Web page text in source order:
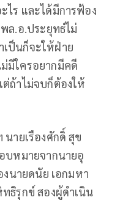
ไร และได้มีการฟ้อง
ล.อ.ประยุทธ์ไม่
ป็นก็จะให้ฝ่าย
มีใครอยากมีคดี
ถ้าไม่จบก็ต้องให้
ายเรืองศักดิ์ สุข
บหมายจากนายอุ
งนายดนัย เอกมหา
ธิรุกข์ สองผู้ดำเนิน